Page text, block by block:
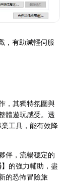
，有助減輕伺服
，其獨特氛圍與
體遊玩感受。透
業工具，能有效降
伴，流暢穩定的
】的強力輔助，盡
的恐怖冒險旅